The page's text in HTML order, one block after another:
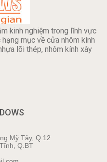
kinh nghiệm trong lĩnh vực
mục về cửa nhôm kính
lõi thép, nhôm kính xây
Mỹ Tây, Q.12
Q.BT